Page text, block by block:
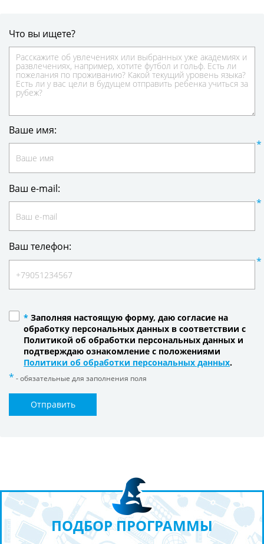
Что вы ищете?
Ваше имя:
Ваш e-mail:
Ваш телефон:
* Заполняя настоящую форму, даю согласие на
обработку персональных данных в соответствии с
Политикой об обработки персональных данных и
подтверждаю ознакомление с положениями
Политики об обработки персональных данных.
- обязательные для заполнения поля
Отправить
ПОДБОР ПРОГРАММЫ